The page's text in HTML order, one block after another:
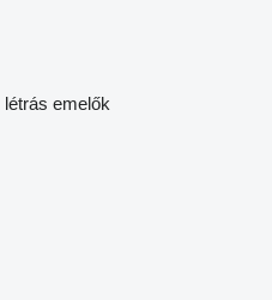
létrás emelők